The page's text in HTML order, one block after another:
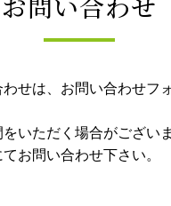
せは、お問い合わせフ
いただく場合がござい
お問い合わせ下さい。